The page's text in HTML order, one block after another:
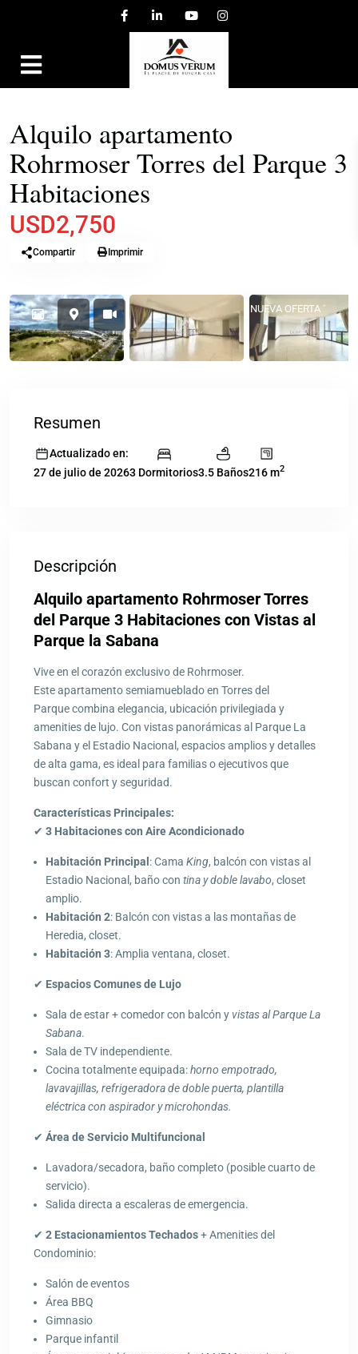
Alquilo apartamento
Rohrmoser Torres del Parque 3
Habitaciones
USD2,750
Compartir Imprimir
NUEVA OFERTA
Resumen
Actualizado en:
27 de julio de 20263 Dormitorios3.5 Baños216 m2
Descripción
Alquilo apartamento Rohrmoser Torres
del Parque 3 Habitaciones con Vistas al
Parque la Sabana
Vive en el corazón exclusivo de Rohrmoser.
Este apartamento semiamueblado en Torres del
Parque combina elegancia, ubicación privilegiada y
amenities de lujo. Con vistas panorámicas al Parque La
Sabana y el Estadio Nacional, espacios amplios y detalles
de alta gama, es ideal para familias o ejecutivos que
buscan confort y seguridad.
Características Principales:
✔ 3 Habitaciones con Aire Acondicionado
Habitación Principal : Cama King, balcón con vistas al
Estadio Nacional, baño con tina y doble lavabo, closet
amplio.
Habitación 2: Balcón con vistas a las montañas de
Heredia, closet.
Habitación 3: Amplia ventana, closet.
✔ Espacios Comunes de Lujo
Sala de estar + comedor con balcón yvistas al Parque La
Sabana.
Sala de TV independiente.
Cocina totalmente equipada:horno empotrado,
lavavajillas, refrigeradora de doble puerta, plantilla
eléctrica con aspirador y microhondas.
✔ Área de Servicio Multifuncional
Lavadora/secadora, baño completo (posible cuarto de
servicio).
Salida directa a escaleras de emergencia.
✔ 2 Estacionamientos Techados+ Amenities del
Condominio:
Salón de eventos
Área BBQ
Gimnasio
Parque infantil